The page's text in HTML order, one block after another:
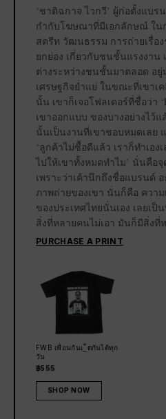
‘ชาติฉกาจ ไวกวี’ ผู้ก่อตั้งแบ
กำกับโฆษณาที่มีเอกลักษณ์ ใน
สตรีท วัฒนธรรม การถ่ายเรื่อ
ยกย่อง เกี่ยวกับชนชั้นแรงงาน
ต่างระหว่างชนชั้นมาตลอด อ
เศรษฐกิจย่ำแย่ ในขณะที่เขาเ
นั้น เขาก็เจอโฟลเดอร์ที่ชื่อว่า
เขาออกแบบ ของบางอย่างไว้
นั้นเป็นงานที่เขาชอบหมดเลย
‘ลูกค้าไม่ซื้อดีแล้ว เราก็ทำเอง
ไปให้เขาทั้งหมดทำไม’ นั่นคือ
เพราะว่าเค้านึกถึงชื่อแบรนด์
ภาพถ่ายของเขา นั่นก็คือ ความ
ของประเทศไทยนั่นเอง เลยเป็
สิ่งที่หลายคนไม่เอา มันก็มีสิ่ง
PURCHASE A PRINT
FWB เพื่อนกันเ_็ดกันได้ทุก
วัน
฿555
SHOP NOW